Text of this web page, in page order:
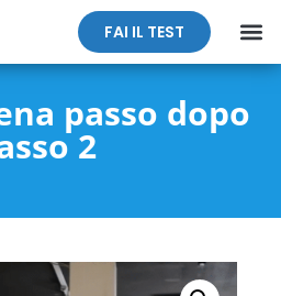
FAI IL TEST
passo dopo
2